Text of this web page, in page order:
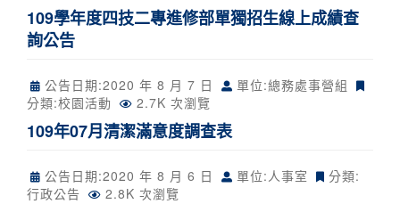
109學年度四技二專進修部單獨招生線上成績查
詢公告
公告日期:2020 年 8 月 7 日
單位:總務處事營組
分類:校園活動 2.7K 次瀏覽
109年07月清潔滿意度調查表
公告日期:2020 年 8 月 6 日 單位:人事室
分類:
行政公告
2.8K 次瀏覽